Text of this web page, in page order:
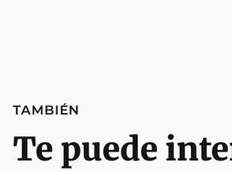
TAMBIÉN
Te puede